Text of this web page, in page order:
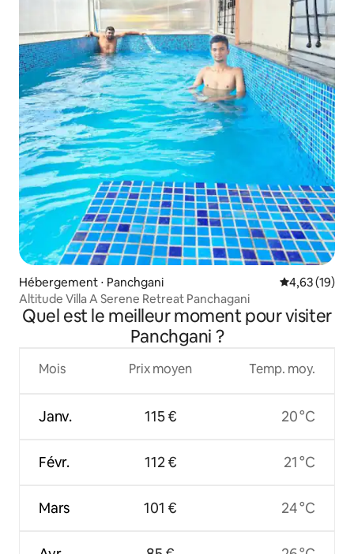
Hébergement ⋅ Panchgani Évaluation
4,63 (19)
Altitude Villa A Serene Retreat Panchagani
Quel est le meilleur moment pour visiter
Panchgani ?
Mois
Janv.
Févr.
Mars
Prix moyen
115 €
112 €
101 €
Temp. moy.
20 °C
21 °C
24 °C